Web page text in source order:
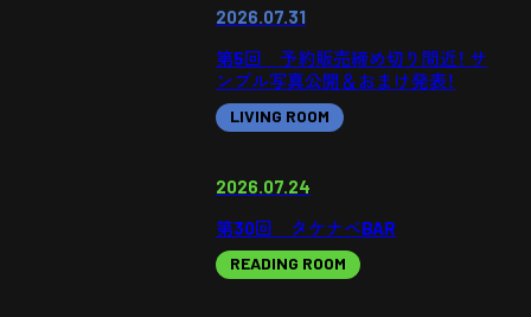
2026.07.31
第5回 予約販売締め切り間近！ サ
ンプル写真公開＆おまけ発表！
LIVING ROOM
2026.07.24
第30回 タケナベBAR
READING ROOM